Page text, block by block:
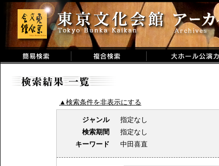
▲検索条件を非表示にする
ジャンル
指定なし
検索期間
指定なし
キーワード
中田喜直